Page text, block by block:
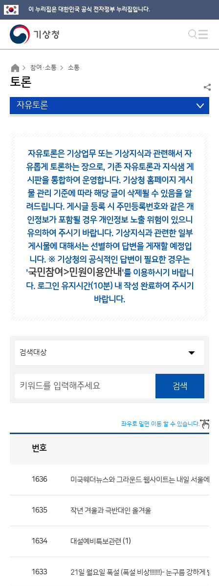
이 누리집은 대한민국 공식 전자정부 누리집입니다.
참여·소통 소통
토론
자유토론
자유토론은 기상업무 또는 기상지식과 관련해서 자
유롭게 토론하는 장으로, 기존 자유토론과 지식샘 게
시판을 통합하여 운영합니다. 기상청 홈페이지 게시
물 관리 기준에 따라 해당 글이 삭제될 수 있음을 알
려드립니다. 게시글 등록 시 주민등록번호와 같은 개
인정보가 포함될 경우 개인정보 노출 위험이 있으니
유의하여 주시기 바랍니다. 기상지식과 관련한 일부
게시물에 대해서는 선별하여 답변을 게재할 예정입
니다. ※ 기상청의 공식적인 답변이 필요한 경우는
'국민참여>민원이용안내 '를 이용하시기 바랍니
다. 로그인 유지시간(10분) 내 작성 완료하여 주시기
바랍니다.
검색
좌우로 밀면 이동 할 수 있습니다.
론
번호
1636 미국웨더뉴스와 그라운드 웹사이트는 내일 서울에
1635 작년 겨울과 극반대인 올겨울
1634 대설예비특보관련 (1)
1633 21일 월요일 폭설 (폭설 비상!!!!!!!)- 눈구름 강하게 발달